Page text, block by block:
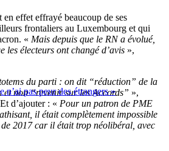
effet effrayé beaucoup de ses
frontaliers au Luxembourg et qui
« Mais depuis que le RN a évolué,
les électeurs ont changé d’avis »,
n’ai pas peur des étrangers »
du parti : on dit “réduction” de la
et non “revenir sur les Accords” »,
d’ajouter : « Pour un patron de PME
il était complètement impossible
2017 car il était trop néolibéral, avec